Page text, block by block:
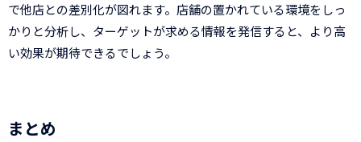
で他店との差別化が図れます。店舗の置かれている環境をしっ
かりと分析し、ターゲットが求める情報を発信すると、より高
い効果が期待できるでしょう。
まとめ